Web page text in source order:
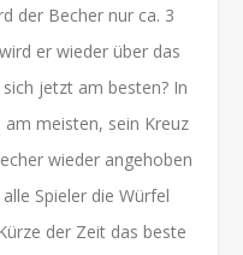
der Becher nur ca. 3
er wieder über das
jetzt am besten? In
meisten, sein Kreuz
wieder angehoben
Spieler die Würfel
der Zeit das beste